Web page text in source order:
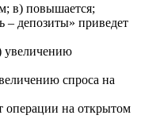
в) повышается;
– депозиты» приведет
увеличению
спроса на
операции на открытом